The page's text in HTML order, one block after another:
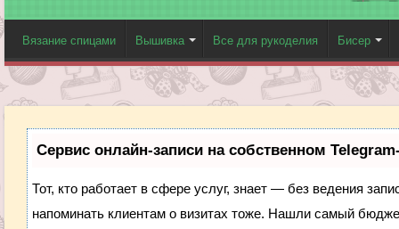
Вязание спицами Вышивка Все для рукоделия Бисер
Сервис онлайн-записи на собственном
Тот, кто работает в сфере услуг, знает — без ведения
напоминать клиентам о визитах тоже. Нашли самый